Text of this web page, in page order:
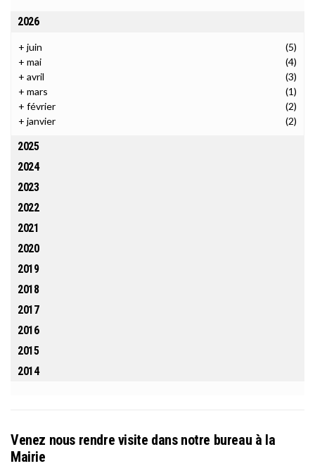
2026
+ juin
(5)
+ mai
(4)
+ avril
(3)
+ mars
(1)
+ février
(2)
+ janvier (2)
2025
2024
2023
2022
2021
2020
2019
2018
2017
2016
2015
2014
Venez nous rendre visite dans notre bureau à la
Mairie